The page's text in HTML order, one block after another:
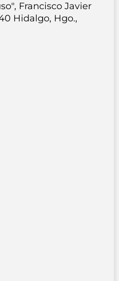
Francisco Javier
Hidalgo, Hgo.,